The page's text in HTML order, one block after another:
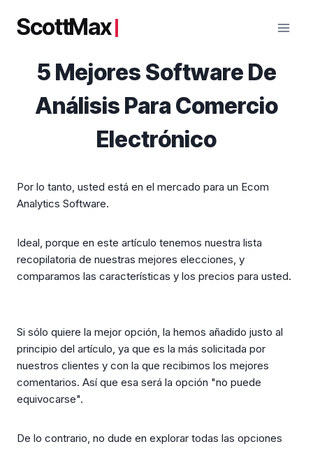
ScottMax
5 Mejores Software De
Análisis Para Comercio
Electrónico
Por lo tanto, usted está en el mercado para un Ecom
Analytics Software.
Ideal, porque en este artículo tenemos nuestra lista
recopilatoria de nuestras mejores elecciones, y
comparamos las características y los precios para usted.
Si sólo quiere la mejor opción, la hemos añadido justo al
principio del artículo, ya que es la más solicitada por
nuestros clientes y con la que recibimos los mejores
comentarios. Así que esa será la opción "no puede
equivocarse".
De lo contrario, no dude en explorar todas las opciones